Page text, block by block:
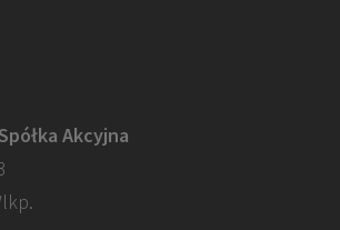
Akcyjna